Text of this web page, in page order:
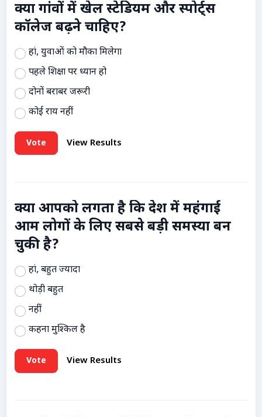
क्या गांवों में खेल स्टेडियम और स्पोर्ट्स
कॉलेज बढ़ने चाहिए?
हां, युवाओं को मौका मिलेगा
पहले शिक्षा पर ध्यान हो
दोनों बराबर जरूरी
कोई राय नहीं
Vote View Results
क्या आपको लगता है कि देश में महंगाई
आम लोगों के लिए सबसे बड़ी समस्या बन
चुकी है?
हां, बहुत ज्यादा
थोड़ी बहुत
नहीं
कहना मुश्किल है
Vote View Results